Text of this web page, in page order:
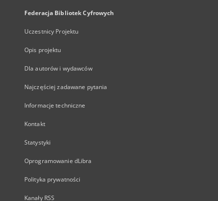
Federacja Bibliotek Cyfrowych
Uczestnicy Projektu
Opis projektu
Dla autorów i wydawców
Najczęściej zadawane pytania
Informacje techniczne
Kontakt
Statystyki
Oprogramowanie dLibra
Polityka prywatności
Kanały RSS